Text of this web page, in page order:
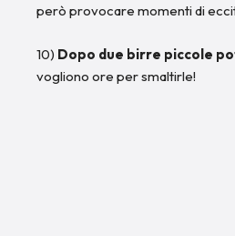
però provocare momenti di
10) Dopo due birre piccole
vogliono ore per smaltirle!